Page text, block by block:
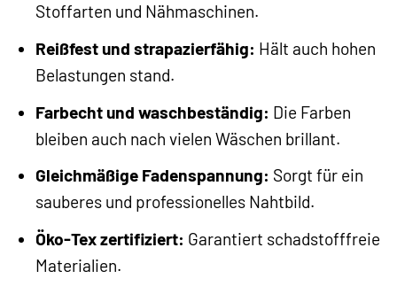
Stoffarten und Nähmaschinen.
Reißfest und strapazierfähig: Hält auch hohen
Belastungen stand.
Farbecht und waschbeständig: Die Farben
bleiben auch nach vielen Wäschen brillant.
Gleichmäßige Fadenspannung: Sorgt für ein
sauberes und professionelles Nahtbild.
Öko-Tex zertifiziert: Garantiert schadstofffreie
Materialien.